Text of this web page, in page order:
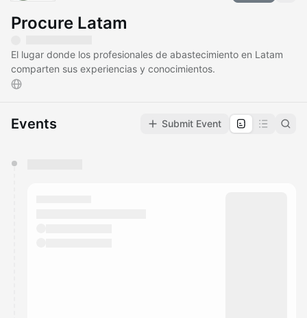
Procure Latam
El lugar donde los profesionales de abastecimiento en Latam
comparten sus experiencias y conocimientos.
Events Submit Event